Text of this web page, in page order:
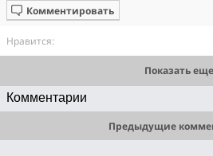
почему решили подписать контракт: не
срок, а чтобы искупить вину, защищая
шанс на новую жизнь.
Комментировать
Нравится:
Показать еще
Комментарии
Предыдущие